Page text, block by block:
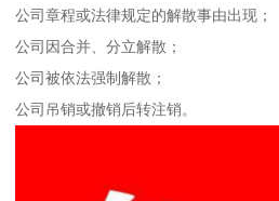
公司章程或法律规定的解散事由出现；
公司因合并、分立解散；
公司被依法强制解散；
公司吊销或撤销后转注销。